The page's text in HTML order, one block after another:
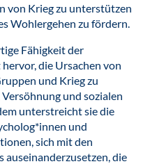
von Krieg zu unterstützen
Wohlergehen zu fördern.
Fähigkeit der
die Ursachen von
und Krieg zu
und sozialen
unterstreicht sie die
und
sich mit den
auseinanderzusetzen, die